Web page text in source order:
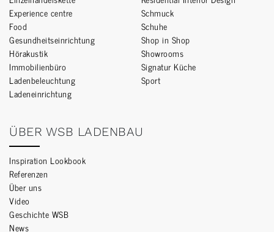
Experience centre
Food
Gesundheitseinrichtung
Hörakustik
Immobilienbüro
Ladenbeleuchtung
Ladeneinrichtung
Schmuck
Schuhe
Shop in Shop
Showrooms
Signatur Küche
Sport
ÜBER WSB LADENBAU
Inspiration Lookbook
Referenzen
Über uns
Video
Geschichte WSB
News